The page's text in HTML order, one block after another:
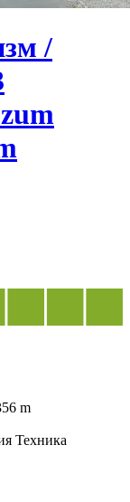
/
m
Техника